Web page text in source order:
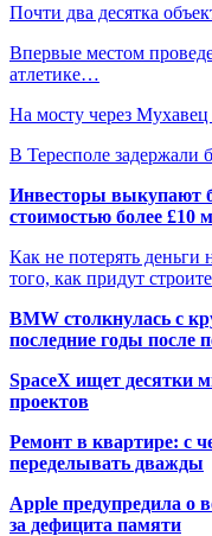
Почти два десятка
Впервые местом
атлетике…
На мосту через
В Тересполе задержали
Инвесторы выкупают
стоимостью более £10
Как не потерять деньги
того, как придут
BMW столкнулась с
последние годы после
SpaceX ищет десятки
проектов
Ремонт в квартире: с
переделывать дважды
Apple предупредила о
за дефицита памяти